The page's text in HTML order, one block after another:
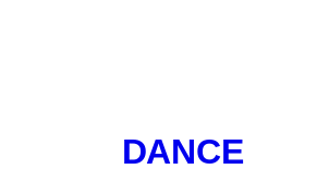
DANCE